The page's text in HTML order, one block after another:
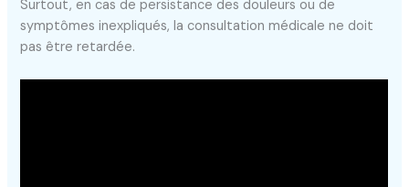
Surtout, en cas de persistance des douleurs ou de
symptômes inexpliqués, la consultation médicale ne doit
pas être retardée.